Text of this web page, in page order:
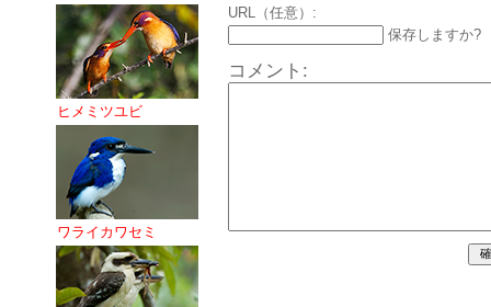
ヒメミツユビ
ワライカワセミ
URL（任意）:
保存しますか?
コメント: